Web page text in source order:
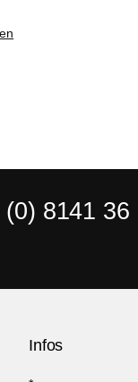
8141 36
Infos